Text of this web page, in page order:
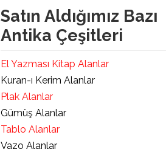
Satın Aldığımız Bazı
Antika Çeşitleri
El Yazması Kitap Alanlar
Kuran-ı Kerim Alanlar
Plak Alanlar
Gümüş Alanlar
Tablo Alanlar
Vazo Alanlar